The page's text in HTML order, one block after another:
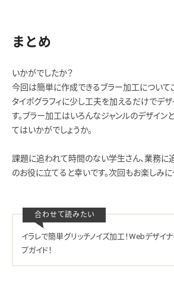
まとめ
いかがでしたか？
今回は簡単に作成できるブラー加工について
タイポグラフィに少し工夫を加えるだけでデ
す。ブラー加工はいろんなジャンルのデザイン
てはいかがでしょうか。
課題に追われて時間のない学生さん、業務に
のお役に立てると幸いです。次回もお楽しみに
イラレで簡単グリッチノイズ加工！Webデザイ
プガイド！